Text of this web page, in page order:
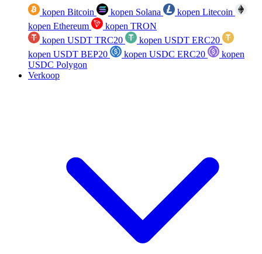
kopen Bitcoin kopen Solana
kopen Litecoin
kopen Ethereum
kopen TRON
kopen USDT TRC20
kopen USDT ERC20
kopen USDT BEP20
kopen USDC ERC20
kopen
USDC Polygon
Verkoop